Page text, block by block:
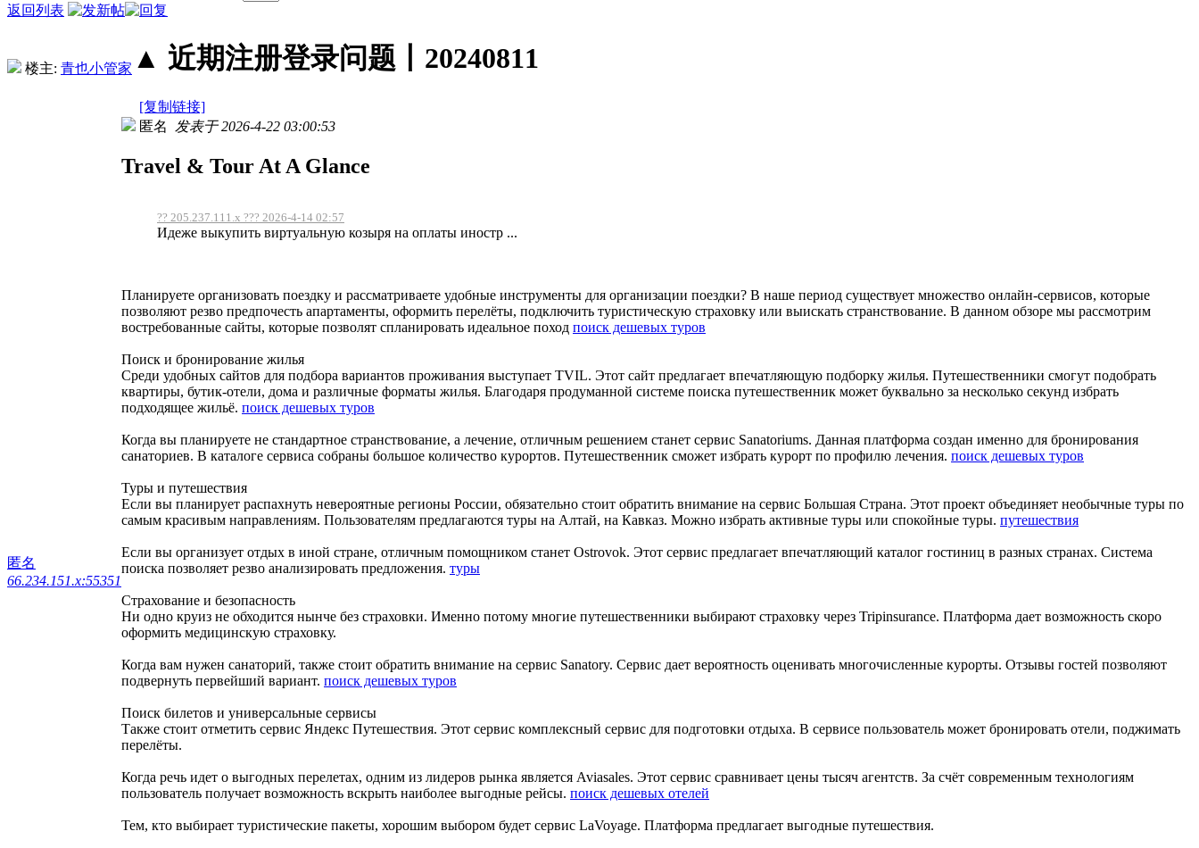
返回列表
楼主: 青也小管家 ▲ 近期注册登录问题丨20240811
[复制链接]
匿名
66.234.151.x:55351
匿名 发表于 2026-4-22 03:00:53
Travel & Tour At A Glance
?? 205.237.111.x ??? 2026-4-14 02:57
Идеже выкупить виртуальную козыря на оплаты иностр ...
Планируете организовать поездку и рассматриваете удобные инструменты для организации поездки? В наше период существует множество онлайн-сервисов, которые
позволяют резво предпочесть апартаменты, оформить перелёты, подключить туристическую страховку или выискать странствование. В данном обзоре мы рассмотрим
востребованные сайты, которые позволят спланировать идеальное поход поиск дешевых туров
Поиск и бронирование жилья
Среди удобных сайтов для подбора вариантов проживания выступает TVIL. Этот сайт предлагает впечатляющую подборку жилья. Путешественники смогут подобрать
квартиры, бутик-отели, дома и различные форматы жилья. Благодаря продуманной системе поиска путешественник может буквально за несколько секунд избрать
подходящее жильё. поиск дешевых туров
Когда вы планируете не стандартное странствование, а лечение, отличным решением станет сервис Sanatoriums. Данная платформа создан именно для бронирования
санаториев. В каталоге сервиса собраны большое количество курортов. Путешественник сможет избрать курорт по профилю лечения. поиск дешевых туров
Туры и путешествия
Если вы планирует распахнуть невероятные регионы России, обязательно стоит обратить внимание на сервис Большая Страна. Этот проект объединяет необычные туры по
самым красивым направлениям. Пользователям предлагаются туры на Алтай, на Кавказ. Можно избрать активные туры или спокойные туры. путешествия
Если вы организует отдых в иной стране, отличным помощником станет Ostrovok. Этот сервис предлагает впечатляющий каталог гостиниц в разных странах. Система
поиска позволяет резво анализировать предложения. туры
Страхование и безопасность
Ни одно круиз не обходится нынче без страховки. Именно потому многие путешественники выбирают страховку через Tripinsurance. Платформа дает возможность скоро
оформить медицинскую страховку.
Когда вам нужен санаторий, также стоит обратить внимание на сервис Sanatory. Сервис дает вероятность оценивать многочисленные курорты. Отзывы гостей позволяют
подвернуть первейший вариант. поиск дешевых туров
Поиск билетов и универсальные сервисы
Также стоит отметить сервис Яндекс Путешествия. Этот сервис комплексный сервис для подготовки отдыха. В сервисе пользователь может бронировать отели, поджимать
перелёты.
Когда речь идет о выгодных перелетах, одним из лидеров рынка является Aviasales. Этот сервис сравнивает цены тысяч агентств. За счёт современным технологиям
пользователь получает возможность вскрыть наиболее выгодные рейсы. поиск дешевых отелей
Тем, кто выбирает туристические пакеты, хорошим выбором будет сервис LaVoyage. Платформа предлагает выгодные путешествия.